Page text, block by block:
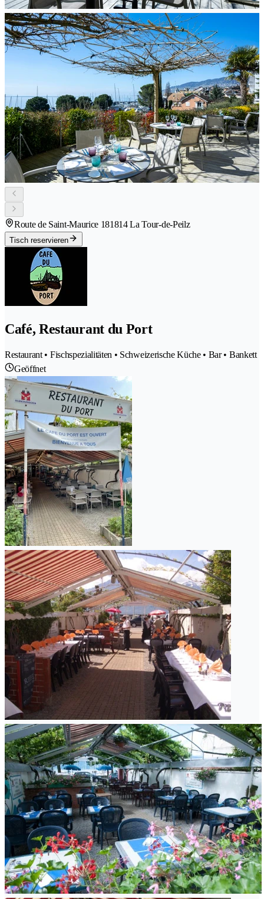
Route de Saint-Maurice 181814 La Tour-de-Peilz
Tisch reservieren
Café, Restaurant du Port
Restaurant • Fischspezialitäten • Schweizerische Küche • Bar • Bankett
Geöffnet